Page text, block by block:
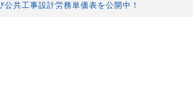
共工事設計労務単価表を公開中！